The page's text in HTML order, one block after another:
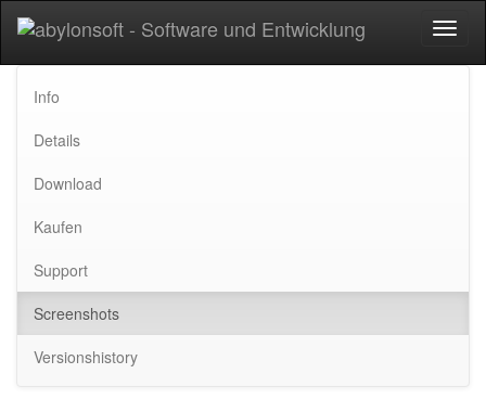
Info
Details
Download
Kaufen
Support
Screenshots
Versionshistory